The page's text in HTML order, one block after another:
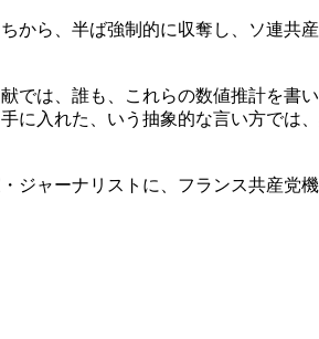
から、半ば強制的に収奪し、ソ連共
は、誰も、これらの数値推計を書い
に入れた、いう抽象的な言い方では
ジャーナリストに、フランス共産党